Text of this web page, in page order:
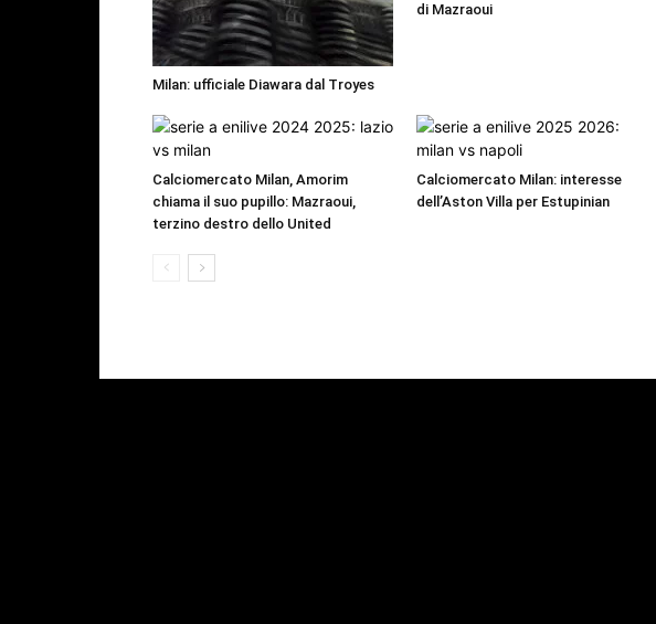
Milan: ufficiale Diawara dal Troyes
di Mazraoui
Calciomercato Milan, Amorim
chiama il suo pupillo: Mazraoui,
terzino destro dello United
Calciomercato Milan: interesse
dell’Aston Villa per Estupinian